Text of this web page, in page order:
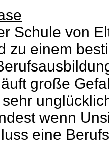
Schule von
zu einem
große
wenn
eine